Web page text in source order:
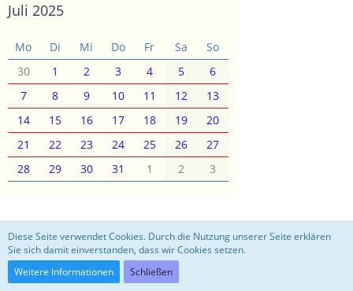
Juli 2025
Mo Di Mi Do Fr Sa
So
30
1 2 3 4 5
6
7
8 9 10 11 12
13
14
15 16 17 18 19
20
21
22 23 24 25 26
27
28
29 30 31 1 2 3
motoblog
Community-Software:
Diese Seite verwendet Cookies. Durch die Nutzung unserer Seite erklären
Sie sich damit einverstanden, dass wir Cookies setzen.
Weitere Informationen
Schließen